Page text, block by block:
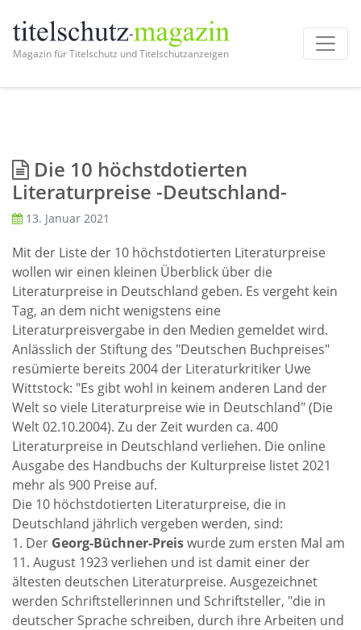
Magazin für Titelschutz und Titelschutzanzeigen
Die 10 höchstdotierten
Literaturpreise -Deutschland-
13. Januar 2021
Mit der Liste der 10 höchstdotierten Literaturpreise
wollen wir einen kleinen Überblick über die
Literaturpreise in Deutschland geben. Es vergeht kein
Tag, an dem nicht wenigstens eine
Literaturpreisvergabe in den Medien gemeldet wird.
Anlässlich der Stiftung des "Deutschen Buchpreises"
resümierte bereits 2004 der Literaturkritiker Uwe
Wittstock: "Es gibt wohl in keinem anderen Land der
Welt so viele Literaturpreise wie in Deutschland" (Die
Welt 02.10.2004). Zu der Zeit wurden ca. 400
Literaturpreise in Deutschland verliehen. Die online
Ausgabe des Handbuchs der Kulturpreise listet 2021
mehr als 900 Preise auf.
Die 10 höchstdotierten Literaturpreise, die in
Deutschland jährlich vergeben werden, sind:
1. Der Georg-Büchner-Preiswurde zum ersten Mal am
11. August 1923 verliehen und ist damit einer der
ältesten deutschen Literaturpreise. Ausgezeichnet
werden Schrift­stellerinnen und Schrift­steller, "die in
deutscher Sprache schreiben, durch ihre Arbeiten und